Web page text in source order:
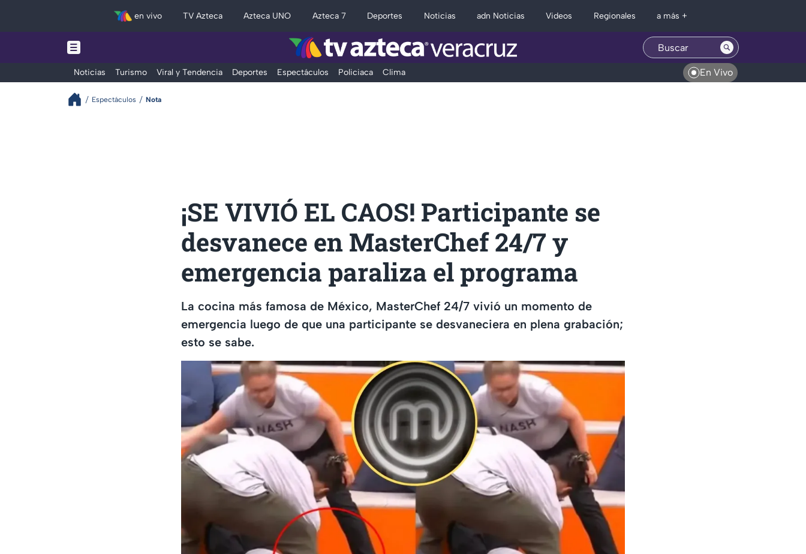
en vivo TV Azteca Azteca UNO Azteca 7 Deportes Noticias adn Noticias Videos Regionales a más +
Noticias Turismo Viral y Tendencia Deportes Espectáculos Policiaca Clima En Vivo
Espectáculos Nota
¡SE VIVIÓ EL CAOS! Participante se
desvanece en MasterChef 24/7 y
emergencia paraliza el programa
La cocina más famosa de México, MasterChef 24/7 vivió un momento de
emergencia luego de que una participante se desvaneciera en plena grabación;
esto se sabe.